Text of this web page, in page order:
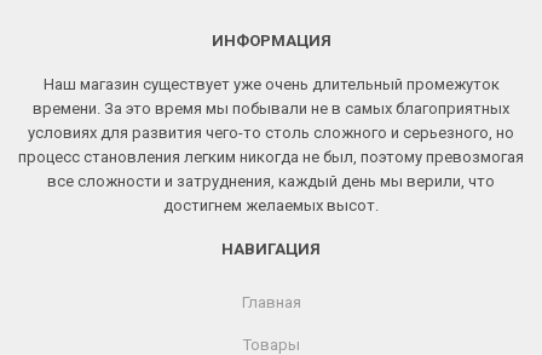
ИНФОРМАЦИЯ
Наш магазин существует уже очень длительный промежуток
времени. За это время мы побывали не в самых благоприятных
условиях для развития чего-то столь сложного и серьезного, но
процесс становления легким никогда не был, поэтому превозмогая
все сложности и затруднения, каждый день мы верили, что
достигнем желаемых высот.
НАВИГАЦИЯ
Главная
Товары